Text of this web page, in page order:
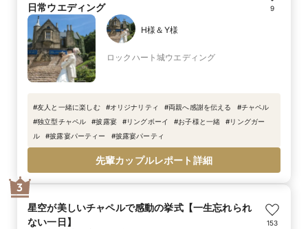
日常ウエディング
9
H様＆Y様
ロックハート城ウエディング
#友人と一緒に楽しむ #オリジナリティ #両親へ感謝を伝える #チャペル
#独立型チャペル #披露宴 #リングボーイ #お子様と一緒 #リングガー
ル
#披露宴パーティー #披露宴パーティ
先輩カップルレポート詳細
3
星空が美しいチャペルで感動の挙式【一生忘れられ
ない一日】
153